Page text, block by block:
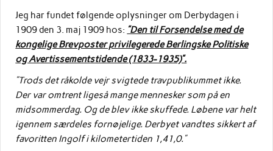
Jeg har fundet følgende oplysninger om Derbydagen i
1909 den 3. maj 1909 hos: ”Den til Forsendelse med de
kongelige Brevposter privilegerede Berlingske Politiske
og Avertissementstidende (1833-1935)”.
”Trods det råkolde vejr svigtede travpublikummet ikke.
Der var omtrent ligeså mange mennesker som på en
midsommerdag. Og de blev ikke skuffede. Løbene var helt
igennem særdeles fornøjelige. Derbyet vandtes sikkert af
favoritten Ingolf i kilometertiden 1,41,0.”